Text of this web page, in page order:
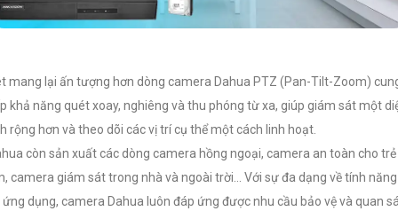
mang lại ấn tượng hơn dòng camera Dahua PTZ (Pan-Tilt-Zoom)
khả năng quét xoay, nghiêng và thu phóng từ xa, giúp giám sát một
rộng hơn và theo dõi các vị trí cụ thể một cách linh hoạt.
còn sản xuất các dòng camera hồng ngoại, camera an toàn cho trẻ
camera giám sát trong nhà và ngoài trời… Với sự đa dạng về tính năng
ứng dụng, camera Dahua luôn đáp ứng được nhu cầu bảo vệ và quan